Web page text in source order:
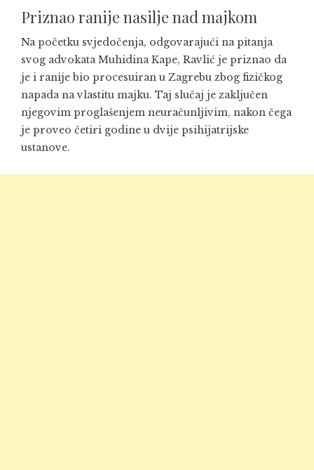
Priznao ranije nasilje nad majkom
Na početku svjedočenja, odgovarajući na pitanja
svog advokata Muhidina Kape, Ravlić je priznao da
je i ranije bio procesuiran u Zagrebu zbog fizičkog
napada na vlastitu majku. Taj slučaj je zaključen
njegovim proglašenjem neuračunljivim, nakon čega
je proveo četiri godine u dvije psihijatrijske
ustanove.